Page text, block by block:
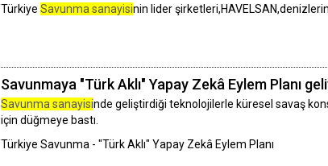
Türkiye Savunma sanayisinin lider
Savunmaya "Türk Aklı" Yapay Zekâ Eylem Planı
Savunma sanayisinde geliştirdiği teknolojilerle küresel savaş
için düğmeye bastı.
Türkiye Savunma - "Türk Aklı" Yapay Zekâ Eylem Planı